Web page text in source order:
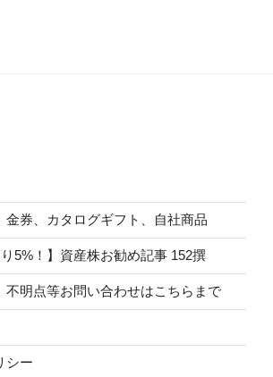
金券、カタログギフト、自社商品
り5%！】資産株お勧め記事 152撰
不明点等お問い合わせはこちらまで
シー